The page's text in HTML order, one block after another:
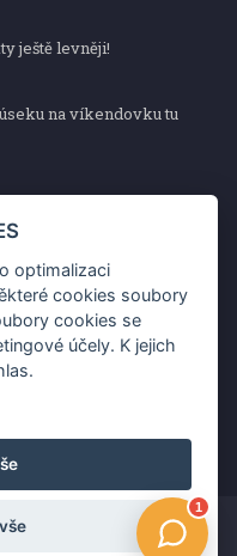
ještě levněji!
na víkendovku tu
na víkendovku tu
sekerku Fiskars
nejlepší ceny z letáku!
družstvo v Hodoníně
optimalizaci
cookies soubory
cookies se
účely. K jejich